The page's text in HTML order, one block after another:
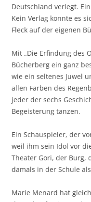
Deutschland verlegt.
Kein Verlag konnte es
Fleck auf der eigenen
Mit „Die Erfindung des
Bücherberg ein ganz
wie ein seltenes Juwel
allen Farben des
jeder der sechs
Begeisterung tanzen.
Ein Schauspieler, der
weil ihm sein Idol vor
Theater Gori, der Burg,
damals in der Schule
Marie Menard hat